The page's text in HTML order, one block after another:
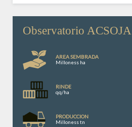
Observatorio ACSOJA
AREA SEMBRADA
Milloness ha
RINDE
qq/ha
PRODUCCION
Milloness tn